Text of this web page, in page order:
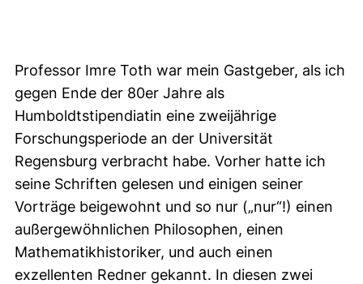
Professor Imre Toth war mein Gastgeber, als ich
gegen Ende der 80er Jahre als
Humboldtstipendiatin eine zweijährige
Forschungsperiode an der Universität
Regensburg verbracht habe. Vorher hatte ich
seine Schriften gelesen und einigen seiner
Vorträge beigewohnt und so nur („nur“!) einen
außergewöhnlichen Philosophen, einen
Mathematikhistoriker, und auch einen
exzellenten Redner gekannt. In diesen zwei